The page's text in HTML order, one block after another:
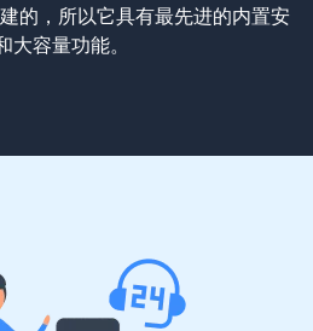
的，所以它具有最先进的内置安
大容量功能。